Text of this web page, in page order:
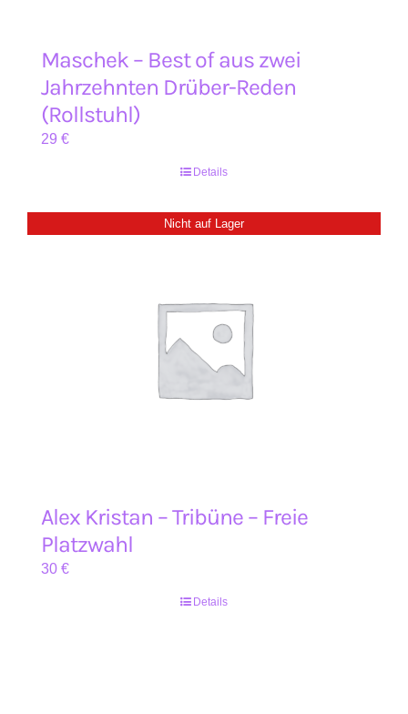
Maschek – Best of aus zwei
Jahrzehnten Drüber-Reden
(Rollstuhl)
29 €
Details
Nicht auf Lager
Alex Kristan – Tribüne – Freie
Platzwahl
30 €
Details